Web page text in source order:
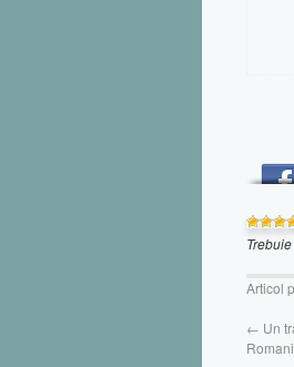
Articol
← Un